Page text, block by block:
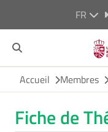
FR
Accueil Membres
Fiche de